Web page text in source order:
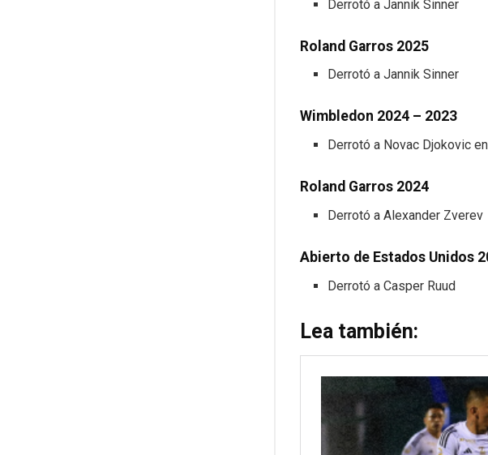
Derrotó a Jannik Sinner
Roland Garros 2025
Derrotó a Jannik Sinner
Wimbledon 2024 – 2023
Derrotó a Novac Djokovic
Roland Garros 2024
Derrotó a Alexander Zverev
Abierto de Estados Unidos
Derrotó a Casper Ruud
Lea también: